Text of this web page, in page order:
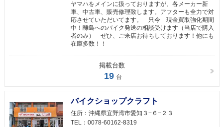
ヤマハをメインに扱っておりますが、各メーカー新
車、中古車、販売修理致します。アフターも全力で対
応させていただいてます。 只今 現金買取強化期間
中！離島へのバイク発送の相談受けます（当店で購入
者のみ） ぜひ、ご来店お待ちしております！他にも
在庫多数！！
掲載台数
19 台
バイクショップクラフト
住所： 沖縄県宜野湾市愛知３−６−２３
TEL： 0078-60162-8319